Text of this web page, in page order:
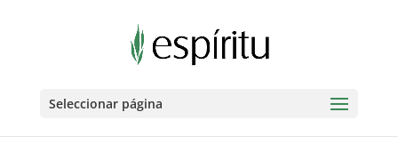
Seleccionar página